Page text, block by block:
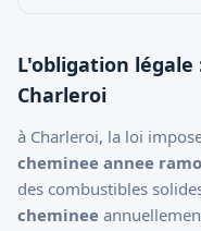
L'obligation
Charleroi
à Charleroi, la loi
cheminee annee
des combustibles
cheminee